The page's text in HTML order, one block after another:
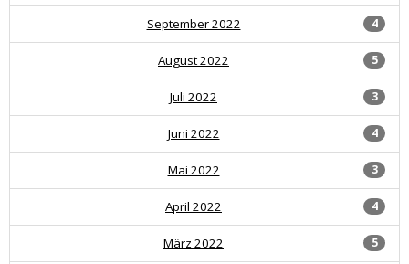
4
September 2022
5
August 2022
3
Juli 2022
4
Juni 2022
3
Mai 2022
4
April 2022
5
März 2022